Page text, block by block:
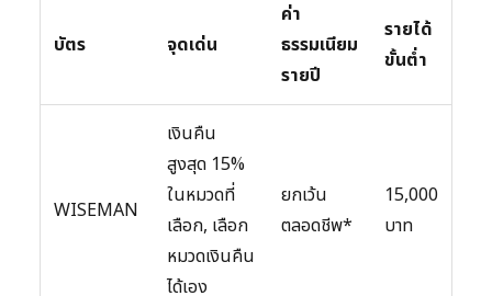
บัตร จุดเด่น
ค่า
ธรรมเนียม
รายปี
รายได้
ขั้นต่ำ
WISEMAN
เงินคืน
สูงสุด 15%
ในหมวดที่
เลือก, เลือก
หมวดเงินคืน
ได้เอง
ยกเว้น
ตลอดชีพ*
15,000
บาท